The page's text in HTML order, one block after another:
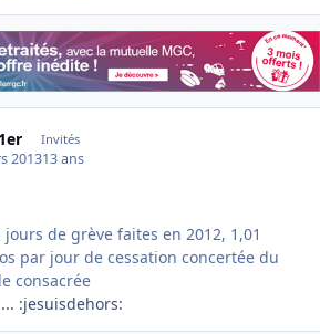
Invités
201313 ans
de grève faites en 2012, 1,01
par jour de cessation concertée du
consacrée
:jesuisdehors: